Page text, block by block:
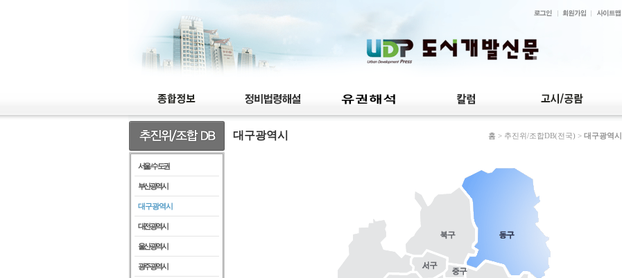
서울 / 수도권
부산광역시
대구광역시
대전광역시
울산광역시
광주광역시
대구광역시 홈 > 추진위/조합DB(전국) > 대구광역시